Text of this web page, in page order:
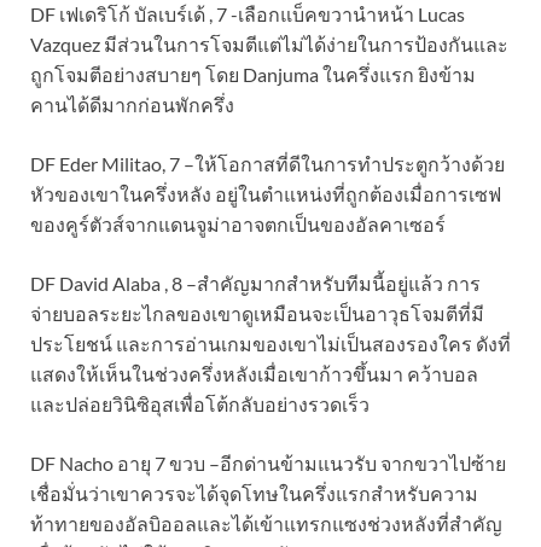
DF เฟเดริโก้ บัลเบร์เด้ , 7 -เลือกแบ็คขวานำหน้า Lucas
Vazquez มีส่วนในการโจมตีแต่ไม่ได้ง่ายในการป้องกันและ
ถูกโจมตีอย่างสบายๆ โดย Danjuma ในครึ่งแรก ยิงข้าม
คานได้ดีมากก่อนพักครึ่ง
DF Eder Militao, 7 –ให้โอกาสที่ดีในการทำประตูกว้างด้วย
หัวของเขาในครึ่งหลัง อยู่ในตำแหน่งที่ถูกต้องเมื่อการเซฟ
ของคูร์ตัวส์จากแดนจูม่าอาจตกเป็นของอัลคาเซอร์
DF David Alaba , 8 –สำคัญมากสำหรับทีมนี้อยู่แล้ว การ
จ่ายบอลระยะไกลของเขาดูเหมือนจะเป็นอาวุธโจมตีที่มี
ประโยชน์ และการอ่านเกมของเขาไม่เป็นสองรองใคร ดังที่
แสดงให้เห็นในช่วงครึ่งหลังเมื่อเขาก้าวขึ้นมา คว้าบอล
และปล่อยวินิซิอุสเพื่อโต้กลับอย่างรวดเร็ว
DF Nacho อายุ 7 ขวบ –อีกด่านข้ามแนวรับ จากขวาไปซ้าย
เชื่อมั่นว่าเขาควรจะได้จุดโทษในครึ่งแรกสำหรับความ
ท้าทายของอัลบิออลและได้เข้าแทรกแซงช่วงหลังที่สำคัญ